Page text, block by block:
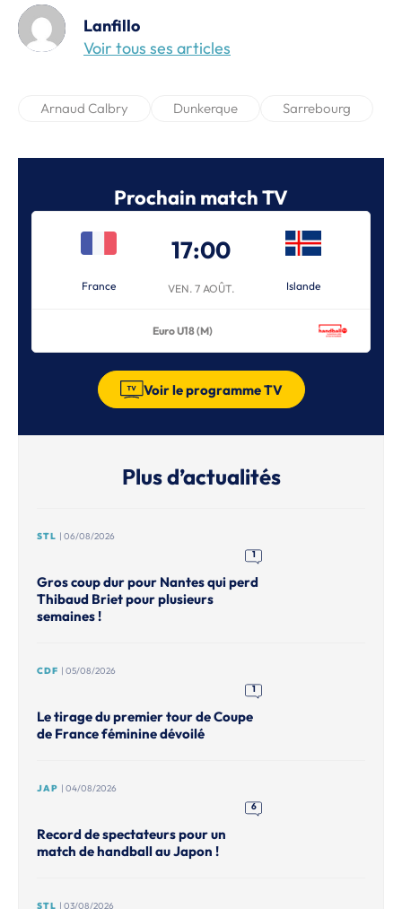
Lanfillo
Voir tous ses articles
Arnaud Calbry Dunkerque Sarrebourg
Prochain match TV
France
17:00
VEN. 7 AOÛT. Islande
Euro U18 (M)
Voir le programme TV
Plus d’actualités
STL | 06/08/2026
1
Gros coup dur pour Nantes qui perd
Thibaud Briet pour plusieurs
semaines !
CDF | 05/08/2026
1
Le tirage du premier tour de Coupe
de France féminine dévoilé
JAP | 04/08/2026
6
Record de spectateurs pour un
match de handball au Japon !
STL | 03/08/2026